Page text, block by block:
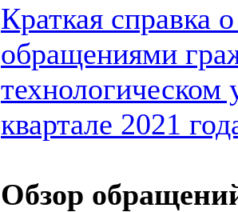
Краткая справка
обращениями
технологическом
квартале 2021
Обзор